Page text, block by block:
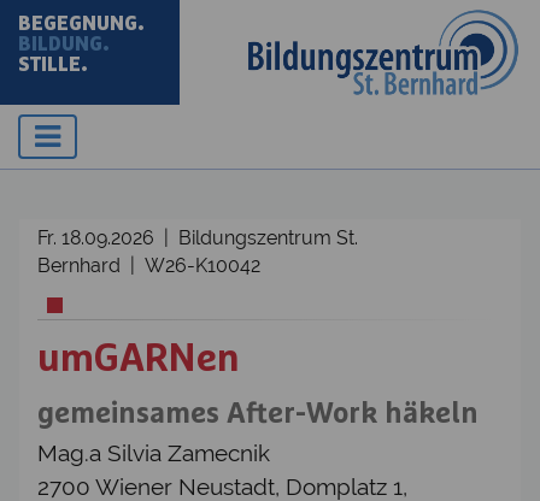
BEGEGNUNG.
BILDUNG.
STILLE.
Fr. 18.09.2026 | Bildungszentrum St.
Bernhard | W26-K10042
umGARNen
gemeinsames After-Work häkeln
Mag.a Silvia Zamecnik
2700 Wiener Neustadt, Domplatz 1,